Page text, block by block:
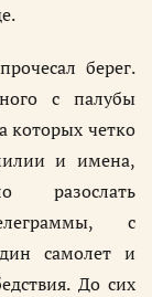
берег.
с палубы
которых четко
и имена,
разослать
с
самолет и
До сих